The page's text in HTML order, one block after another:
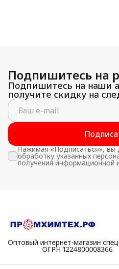
Подпишитесь на
Подпишитесь на наши
получите скидку на
Нажимая «Подписаться», вы
обработку указанных
получения информационной
Оптовый интернет-магазин
⠀⠀⠀⠀⠀⠀⠀ОГРН 1224800008366